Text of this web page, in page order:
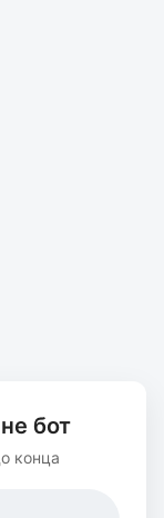
бот
конца